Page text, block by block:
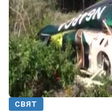
СВЯТ